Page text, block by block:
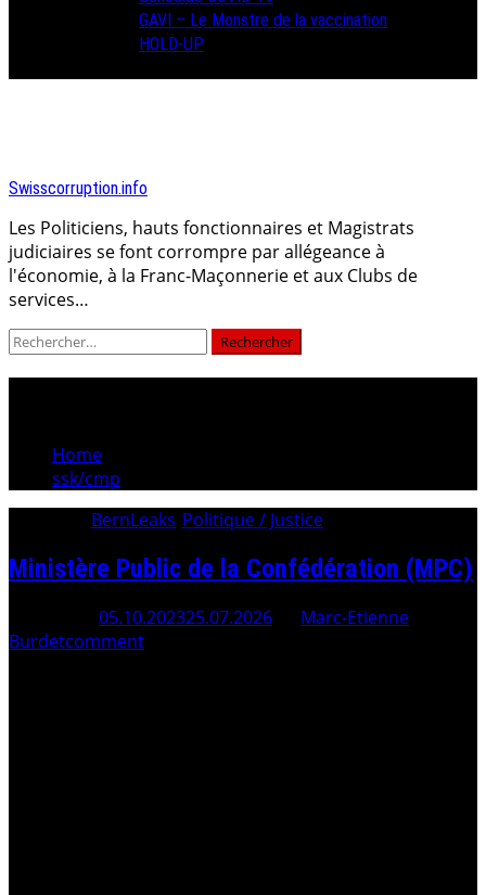
GAVI – Le Monstre de la vaccination
HOLD-UP
Swisscorruption.info
Les Politiciens, hauts fonctionnaires et Magistrats
judiciaires se font corrompre par allégeance à
l'économie, à la Franc-Maçonnerie et aux Clubs de
services…
Rechercher :
Home
ssk/cmp
BernLeaks Politique / Justice
Ministère Public de la Confédération (MPC)
05.10.202325.07.2026
Marc-Etienne
Burdetcomment